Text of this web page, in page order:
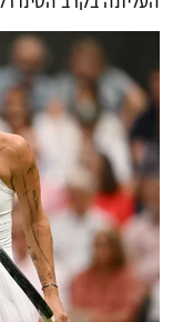
תקנון עבור פעילות
תנאי שימוש
מדיניות פרטיות
תקנון פעילות
רשיון להקרנה
הצטרפות לחבילת
ספורט אתגרי
אומנויות לחימה
גיימינג E-Sports